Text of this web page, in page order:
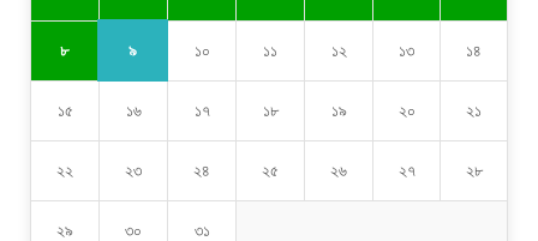
৮ ৯ ১০ ১১ ১২ ১৩ ১৪
১৫ ১৬ ১৭ ১৮ ১৯ ২০ ২১
২২ ২৩ ২৪ ২৫ ২৬ ২৭ ২৮
২৯ ৩০ ৩১